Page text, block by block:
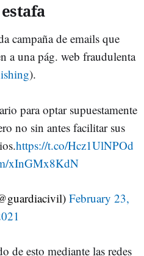
campaña de emails que
a una pág. web fraudulenta
).
para optar supuestamente
no sin antes facilitar sus
https://t.co/Hcz1UlNPOd
xInGMx8KdN
February 23,
de esto mediante las redes